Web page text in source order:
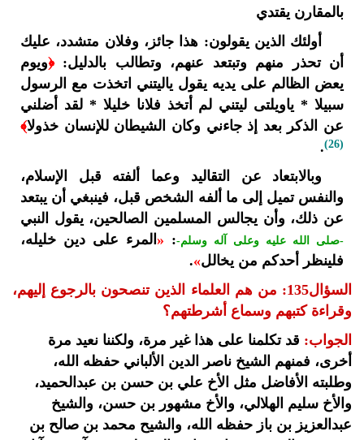
بالمقارن يقتدي
أولئك الذين يقولون: هذا جائز، وفلان متشدد، عليك
أن تحذر منهم وتبتعد عنهم، وتطالب بالدليل:﴿ويوم
يعض الظالم على يديه يقول ياليتني اتخذت مع الرسول
سبيلا * ياويلتى ليتني لم أتخذ فلانا خليلا * لقد أضلني
عن الذكر بعد إذ جاءني وكان الشيطان للإنسان خذولا﴾
(26)
.
وبالابتعاد عن التقاليد وعما ألفته قبل الإسلام،
والنفس تميل إلى ما ألفه الشخص قبل، فينبغي أن يبتعد
عن ذلك، وأن يجالس المسلمين الصالحين، يقول النبي
-صلى الله عليه وعلى آله وسلم-:
« المرء على دين خليله،
فلينظر أحدكم من يخالل»
.
السؤال135: من هم العلماء الذين تنصحون بالرجوع إليهم،
وقراءة كتبهم وسماع أشرطتهم؟
الجواب: قد تكلمنا على هذا غير مرة، ولكننا نعيد مرة
أخرى، فمنهم الشيخ ناصر الدين الألباني حفظه الله،
وطلبته الأفاضل مثل الأخ علي بن حسن بن عبدالحميد،
والأخ سليم الهلالي، والأخ مشهور بن حسن، والشيخ
عبدالعزيز بن باز حفظه الله، والشيح محمد بن صالح بن